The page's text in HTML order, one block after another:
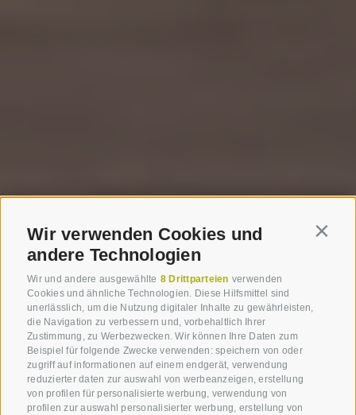
Wir verwenden Cookies und
andere Technologien
Wir und andere ausgewählte 8 Drittparteien verwenden
Cookies und ähnliche Technologien. Diese Hilfsmittel sind
unerlässlich, um die Nutzung digitaler Inhalte zu gewährleisten,
die Navigation zu verbessern und, vorbehaltlich Ihrer
Zustimmung, zu Werbezwecken. Wir können Ihre Daten zum
Beispiel für folgende Zwecke verwenden: speichern von oder
zugriff auf informationen auf einem endgerät, verwendung
reduzierter daten zur auswahl von werbeanzeigen, erstellung
von profilen für personalisierte werbung, verwendung von
profilen zur auswahl personalisierter werbung, erstellung von